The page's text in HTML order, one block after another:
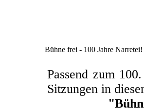
Bühne frei - 100 Jahre Narretei!
Passend zum
Sitzungen in